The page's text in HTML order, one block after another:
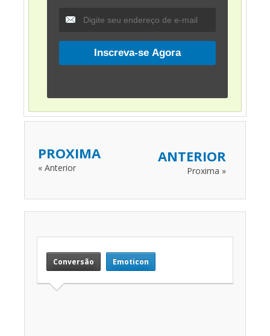
PROXIMA
« Anterior
ANTERIOR
Proxima »
Conversão Emoticon